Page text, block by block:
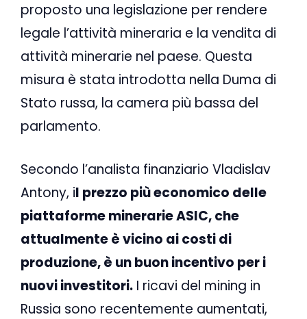
proposto una legislazione per rendere
legale l’attività mineraria e la vendita di
attività minerarie nel paese. Questa
misura è stata introdotta nella Duma di
Stato russa, la camera più bassa del
parlamento.
Secondo l’analista finanziario Vladislav
Antony, il prezzo più economico delle
piattaforme minerarie ASIC, che
attualmente è vicino ai costi di
produzione, è un buon incentivo per i
nuovi investitori. I ricavi del mining in
Russia sono recentemente aumentati,